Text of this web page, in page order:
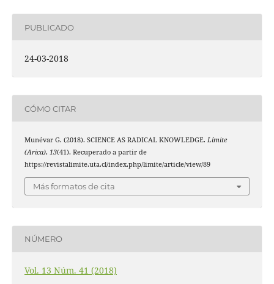
PUBLICADO
24-03-2018
CÓMO CITAR
Munévar G. (2018). SCIENCE AS RADICAL KNOWLEDGE. Límite
(Arica), 13(41). Recuperado a partir de
https://revistalimite.uta.cl/index.php/limite/article/view/89
Más formatos de cita
NÚMERO
Vol. 13 Núm. 41 (2018)